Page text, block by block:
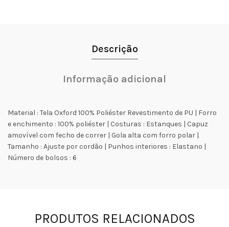
Descrição
Informação adicional
Material : Tela Oxford 100% Poliéster Revestimento de PU | Forro
e enchimento : 100% poliéster | Costuras : Estanques | Capuz
amovível com fecho de correr | Gola alta com forro polar |
Tamanho : Ajuste por cordão | Punhos interiores : Elastano |
Número de bolsos : 6
PRODUTOS RELACIONADOS